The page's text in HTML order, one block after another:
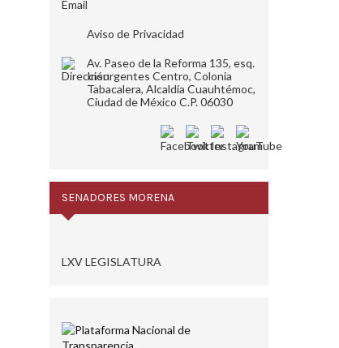
Aviso de Privacidad
Av. Paseo de la Reforma 135, esq.
Insurgentes Centro, Colonia
Tabacalera, Alcaldía Cuauhtémoc,
Ciudad de México C.P. 06030
SENADORES MORENA
LXV LEGISLATURA